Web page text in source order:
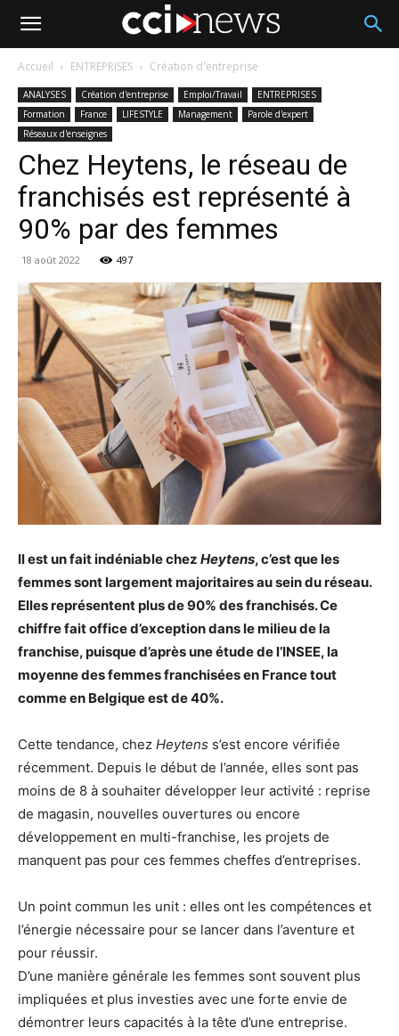
Accueil ENTREPRISES Création d'entreprise
ANALYSES Création d'entreprise Emploi/Travail
ENTREPRISES
Formation
France LIFESTYLE Management
Parole d'expert
Réseaux d'enseignes
Chez Heytens, le réseau de
franchisés est représenté à
90% par des femmes
18 août 2022 497
Il est un fait indéniable chez Heytens, c’est que les
femmes sont largement majoritaires au sein du réseau.
Elles représentent plus de 90% des franchisés. Ce
chiffre fait office d’exception dans le milieu de la
franchise, puisque d’après une étude de l’INSEE, la
moyenne des femmes franchisées en France tout
comme en Belgique est de 40%.
Cette tendance, chez Heytens s’est encore vérifiée
récemment. Depuis le début de l’année, elles sont pas
moins de 8 à souhaiter développer leur activité : reprise
de magasin, nouvelles ouvertures ou encore
développement en multi-franchise, les projets de
manquent pas pour ces femmes cheffes d’entreprises.
Un point commun les unit : elles ont les compétences et
l’énergie nécessaire pour se lancer dans l’aventure et
pour réussir.
D’une manière générale les femmes sont souvent plus
impliquées et plus investies avec une forte envie de
démontrer leurs capacités à la tête d’une entreprise.